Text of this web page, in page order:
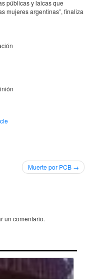
públicas y laicas que
mujeres argentinas”, finaliza
Muerte por PCB
un comentario.